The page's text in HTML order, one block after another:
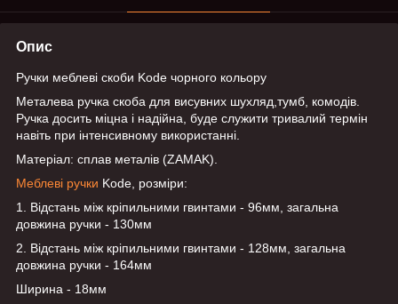
Опис
Ручки меблеві скоби Kode чорного кольору
Металева ручка скоба для висувних шухляд,тумб, комодів.
Ручка досить міцна і надійна, буде служити тривалий термін
навіть при інтенсивному використанні.
Матеріал: сплав металів (ZAMAK).
Меблеві ручки Kode, розміри:
1. Відстань між кріпильними гвинтами - 96мм, загальна
довжина ручки - 130мм
2. Відстань між кріпильними гвинтами - 128мм, загальна
довжина ручки - 164мм
Ширина - 18мм